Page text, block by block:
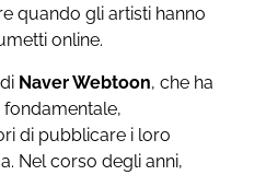
quando gli artisti hanno
online.
Naver Webtoon, che ha
di pubblicare i loro
Nel corso degli anni,